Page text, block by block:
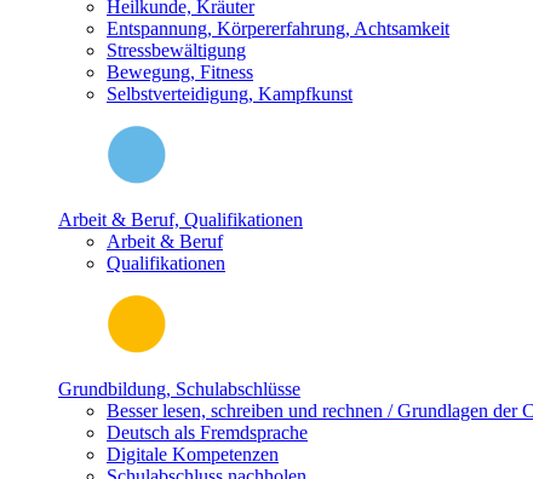
Heilkunde, Kräuter
Entspannung, Körpererfahrung, Achtsamkeit
Stressbewältigung
Bewegung, Fitness
Selbstverteidigung, Kampfkunst
Arbeit & Beruf, Qualifikationen
Arbeit & Beruf
Qualifikationen
Grundbildung, Schulabschlüsse
Besser lesen, schreiben und rechnen / Grundlagen der
Deutsch als Fremdsprache
Digitale Kompetenzen